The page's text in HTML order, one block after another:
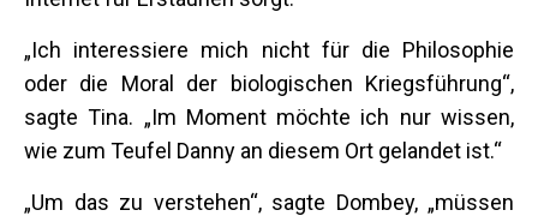
„Ich interessiere mich nicht für die Philosophie
oder die Moral der biologischen Kriegsführung“,
sagte Tina. „Im Moment möchte ich nur wissen,
wie zum Teufel Danny an diesem Ort gelandet ist.“
„Um das zu verstehen“, sagte Dombey, „müssen